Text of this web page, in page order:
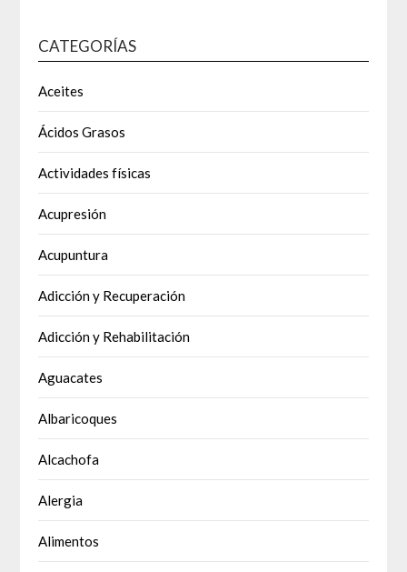
CATEGORÍAS
Aceites
Ácidos Grasos
Actividades físicas
Acupresión
Acupuntura
Adicción y Recuperación
Adicción y Rehabilitación
Aguacates
Albaricoques
Alcachofa
Alergia
Alimentos